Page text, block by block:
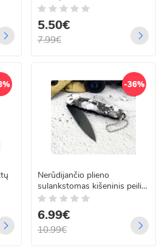
TOOLS RK-4067 T10 - T50
5.50€
7.99€
-36%
Nerūdijančio plieno
sulankstomas kišeninis peilis
Y1201
6.99€
10.99€